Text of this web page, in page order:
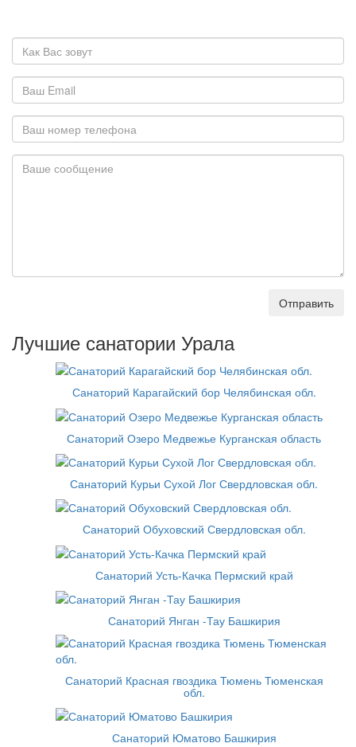
Отправить
Лучшие санатории Урала
Санаторий Карагайский бор Челябинская обл.
Санаторий Озеро Медвежье Курганская область
Санаторий Курьи Сухой Лог Свердловская обл.
Санаторий Обуховский Свердловская обл.
Санаторий Усть-Качка Пермский край
Санаторий Янган -Тау Башкирия
Санаторий Красная гвоздика Тюмень Тюменская
обл.
Санаторий Юматово Башкирия